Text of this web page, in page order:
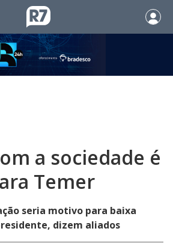
a sociedade é
Temer
seria motivo para baixa
dizem aliados